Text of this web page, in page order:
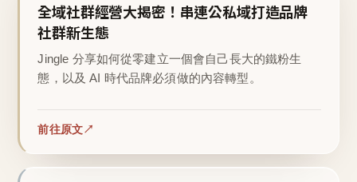
全域社群經營大揭密！串連公私域打造品牌
社群新生態
Jingle 分享如何從零建立一個會自己長大的鐵粉生
態，以及 AI 時代品牌必須做的內容轉型。
前往原文